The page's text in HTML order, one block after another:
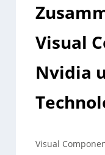
Visual
Nvidia
Visual